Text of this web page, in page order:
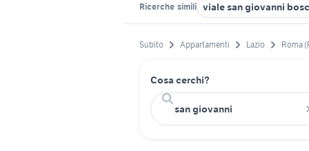
Ricerche simili viale san giovanni
Subito Appartamenti Lazio Roma
Cosa cerchi?